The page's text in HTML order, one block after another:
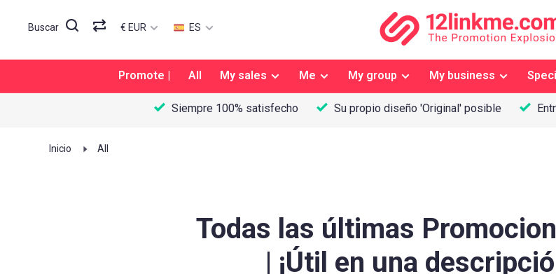
Buscar € EUR ES
Promote | All My sales Me My group My business
Siempre 100% satisfecho Su propio diseño 'Original' posible
Inicio All
Todas las últimas
| ¡Útil en una